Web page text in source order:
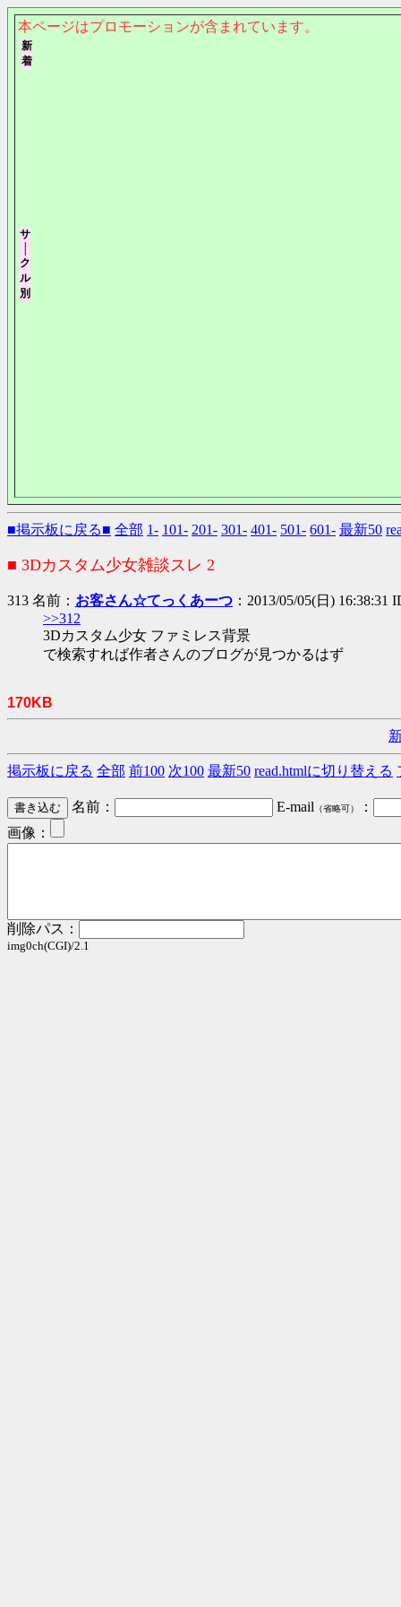
本ページはプロモーションが含まれています。
■掲示板に戻る■ 全部 1- 101- 201- 301- 401- 501- 601- 最新50
■ 3Dカスタム少女雑談スレ 2
313 名前： お客さん☆てっくあーつ ：2013/05/05(日) 16:38:31
>>312
3Dカスタム少女 ファミレス背景
で検索すれば作者さんのブログが見つかるはず
170KB
掲示板に戻る 全部 前100 次100 最新50 read.htmlに切り替える
名前： E-mail （省略可）
：
画像：
削除パス：
img0ch(CGI)/2.1